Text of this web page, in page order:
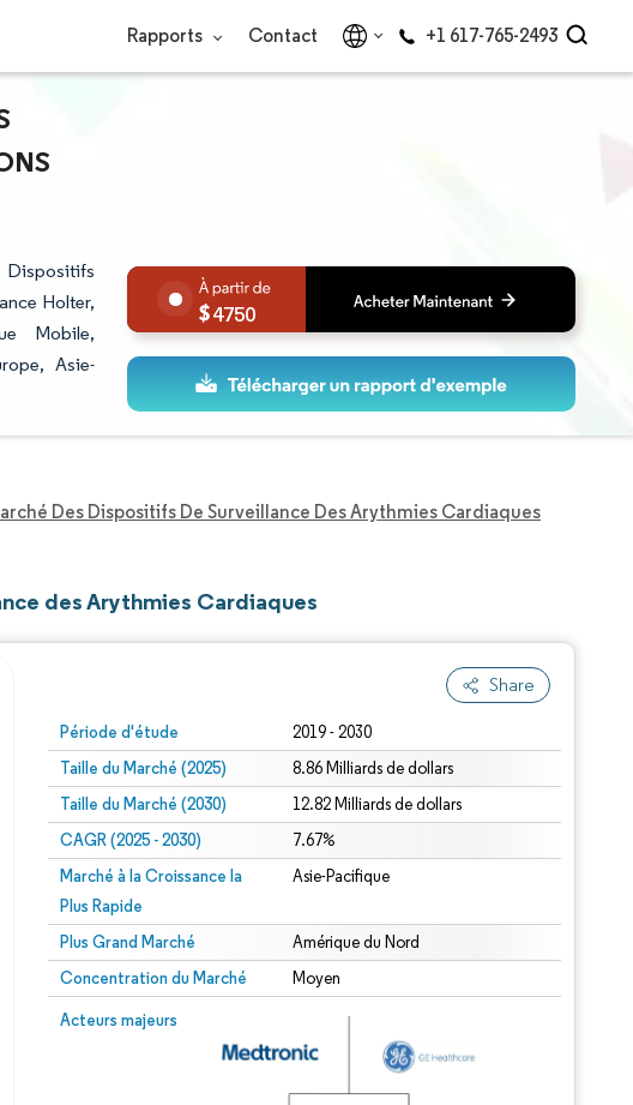
Rapports Contact +1 617-765-2493
Dispositifs
Holter,
Mobile,
Asie-
4750
Des Dispositifs De Surveillance Des Arythmies Cardiaques
des Arythmies Cardiaques
Share
Période d'étude 2019 - 2030
Taille du Marché (2025) 8.86 Milliards de dollars
Taille du Marché (2030) 12.82 Milliards de dollars
CAGR (2025 - 2030) 7.67%
Marché à la Croissance la
Plus Rapide
Asie-Pacifique
Plus Grand Marché Amérique du Nord
Concentration du Marché Moyen
Acteurs majeurs